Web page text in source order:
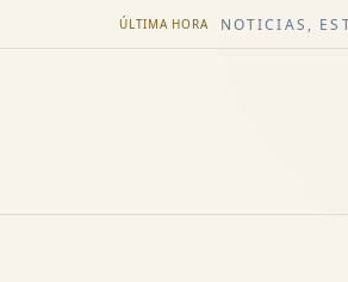
ÚLTIMA HORA NOTICIAS,